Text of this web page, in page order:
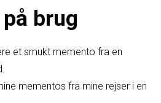
brug
et smukt memento fra en
mementos fra mine rejser i en